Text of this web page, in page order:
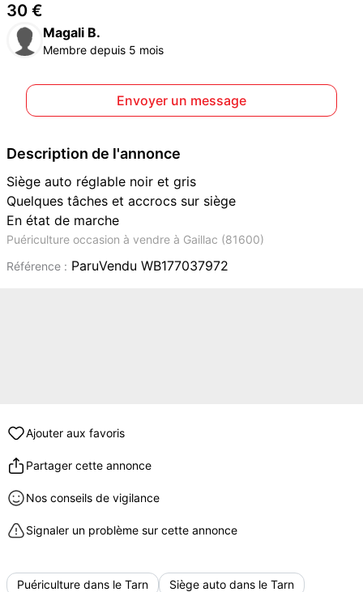
30 €
Magali B.
Membre depuis 5 mois
Envoyer un message
Description de l'annonce
Siège auto réglable noir et gris
Quelques tâches et accrocs sur siège
En état de marche
Puériculture occasion à vendre à Gaillac (81600)
Référence : ParuVendu WB177037972
Ajouter aux favoris
Partager cette annonce
Nos conseils de vigilance
Signaler un problème sur cette annonce
Puériculture dans le Tarn Siège auto dans le Tarn